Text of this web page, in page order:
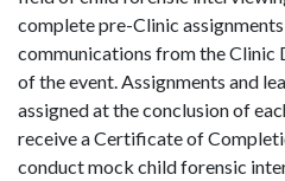
complete pre-Clinic
communications from the
of the event. Assignments and
assigned at the conclusion of
receive a Certificate of
conduct mock child forensic